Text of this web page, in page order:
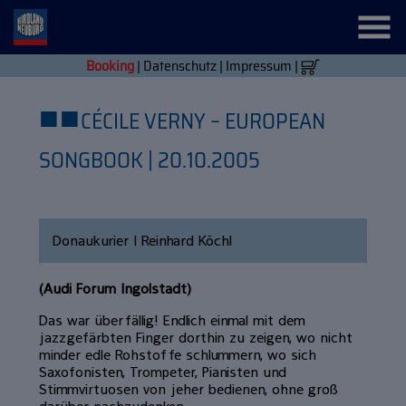
Booking| Datenschutz| Impressum |
■■CÉCILE VERNY – EUROPEAN
SONGBOOK | 20.10.2005
Donaukurier | Reinhard Köchl
(Audi Forum Ingolstadt)
Das war überfällig! Endlich einmal mit dem
jazzgefärbten Finger dorthin zu zeigen, wo nicht
minder edle Rohstoffe schlummern, wo sich
Saxofonisten, Trompeter, Pianisten und
Stimmvirtuosen von jeher bedienen, ohne groß